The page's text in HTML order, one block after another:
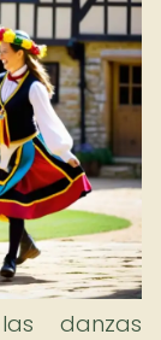
danzas